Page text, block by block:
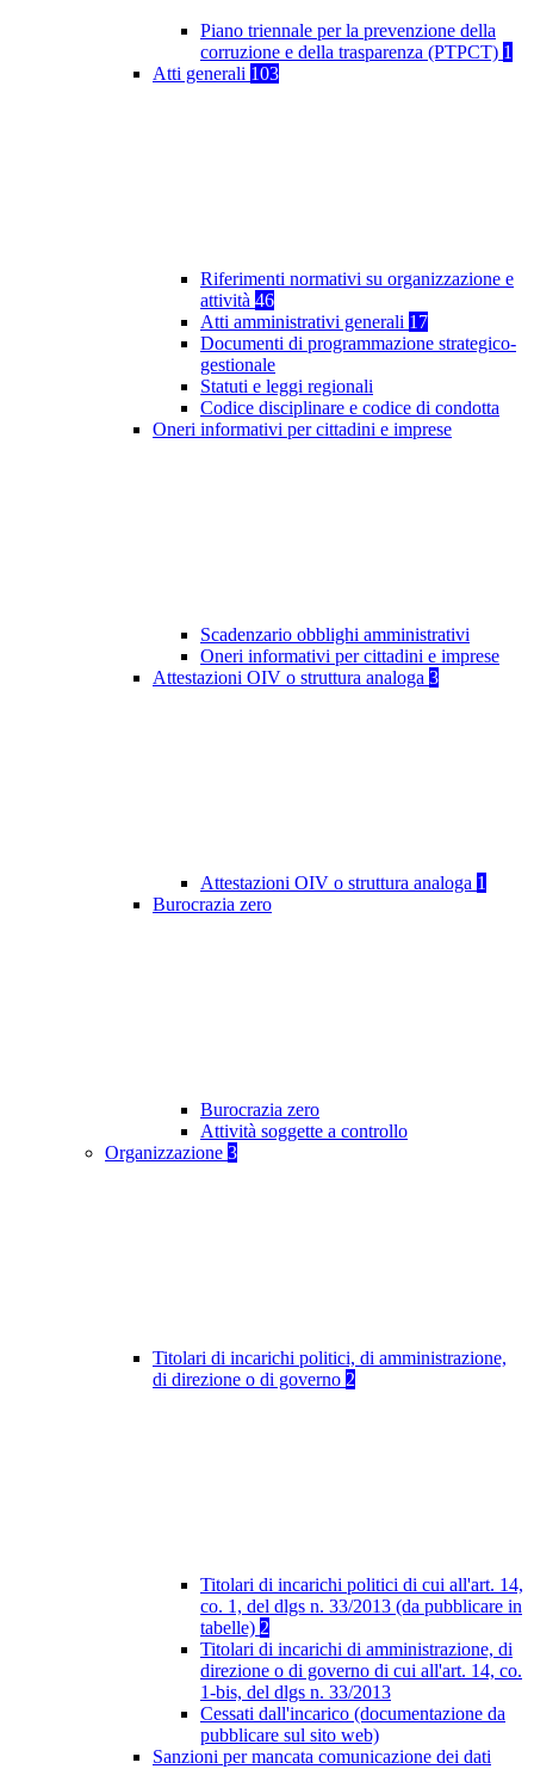
Piano triennale per la prevenzione della
corruzione e della trasparenza (PTPCT) 1
Atti generali 103
Riferimenti normativi su organizzazione e
attività 46
Atti amministrativi generali 17
Documenti di programmazione strategico-
gestionale
Statuti e leggi regionali
Codice disciplinare e codice di condotta
Oneri informativi per cittadini e imprese
Scadenzario obblighi amministrativi
Oneri informativi per cittadini e imprese
Attestazioni OIV o struttura analoga 3
Attestazioni OIV o struttura analoga 1
Burocrazia zero
Burocrazia zero
Attività soggette a controllo
Organizzazione 3
Titolari di incarichi politici, di amministrazione,
di direzione o di governo 2
Titolari di incarichi politici di cui all'art. 14,
co. 1, del dlgs n. 33/2013 (da pubblicare in
tabelle) 2
Titolari di incarichi di amministrazione, di
direzione o di governo di cui all'art. 14, co.
1-bis, del dlgs n. 33/2013
Cessati dall'incarico (documentazione da
pubblicare sul sito web)
Sanzioni per mancata comunicazione dei dati